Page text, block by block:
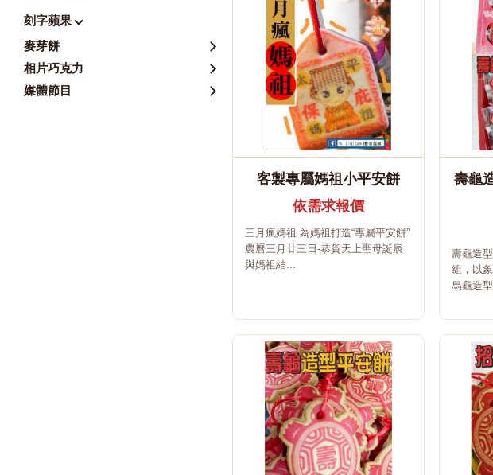
刻字蘋果
麥芽餅
相片巧克力
媒體節目
客製專屬媽祖小平安餅
依需求報價
三月瘋媽祖 為媽祖打造“專屬平安餅”
農曆三月廿三日-恭賀天上聖母誕辰
與媽祖結...
壽龜
壽龜造
組，以
烏龜造